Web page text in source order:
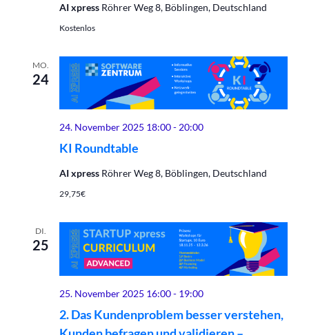
AI xpress Röhrer Weg 8, Böblingen, Deutschland
Kostenlos
MO.
24
KI Roundtable
24. November 2025 18:00- 20:00
AI xpress Röhrer Weg 8, Böblingen, Deutschland
29,75€
DI.
25
2. Das Kundenproblem besser verstehen,
25. November 2025 16:00- 19:00